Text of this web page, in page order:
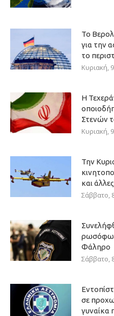
Το
για την
το
Κυριακή,
Η
Στενών
Κυριακή,
Την
και
Σάββατο,
Φάληρο
Σάββατο,
σε
γυναίκα